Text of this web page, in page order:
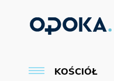
KOŚCIÓŁ